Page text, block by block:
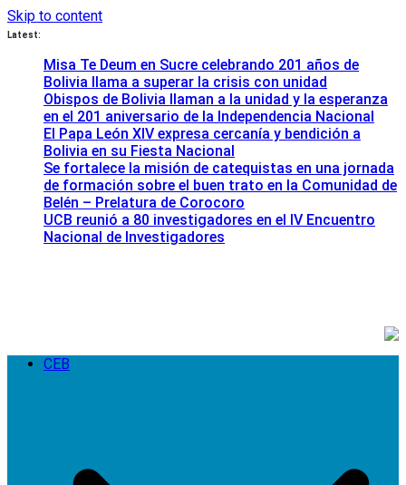
Skip to content
Latest:
Misa Te Deum en Sucre celebrando 201 años de
Bolivia llama a superar la crisis con unidad
Obispos de Bolivia llaman a la unidad y la esperanza
en el 201 aniversario de la Independencia Nacional
El Papa León XIV expresa cercanía y bendición a
Bolivia en su Fiesta Nacional
Se fortalece la misión de catequistas en una jornada
de formación sobre el buen trato en la Comunidad de
Belén – Prelatura de Corocoro
UCB reunió a 80 investigadores en el IV Encuentro
Nacional de Investigadores
CEB